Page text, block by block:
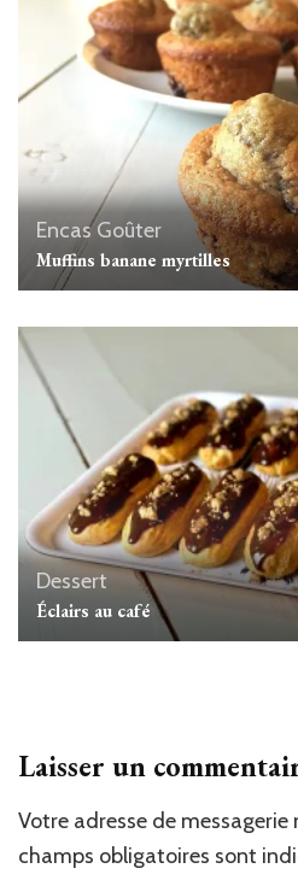
Encas Goûter
Muffins banane myrtilles
Dessert
Éclairs au café
Laisser un
Votre adresse de messagerie
champs obligatoires sont